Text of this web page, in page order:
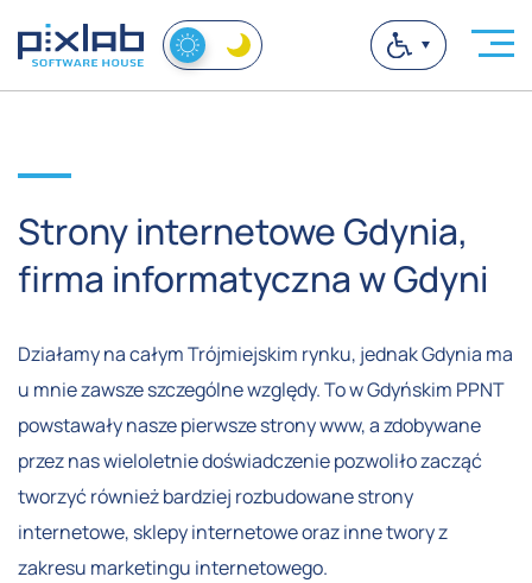
Strony internetowe Gdynia,
firma informatyczna w Gdyni
Działamy na całym Trójmiejskim rynku, jednak Gdynia ma
u mnie zawsze szczególne względy. To w Gdyńskim PPNT
powstawały nasze pierwsze strony www, a zdobywane
przez nas wieloletnie doświadczenie pozwoliło zacząć
tworzyć również bardziej rozbudowane strony
internetowe, sklepy internetowe oraz inne twory z
zakresu marketingu internetowego.